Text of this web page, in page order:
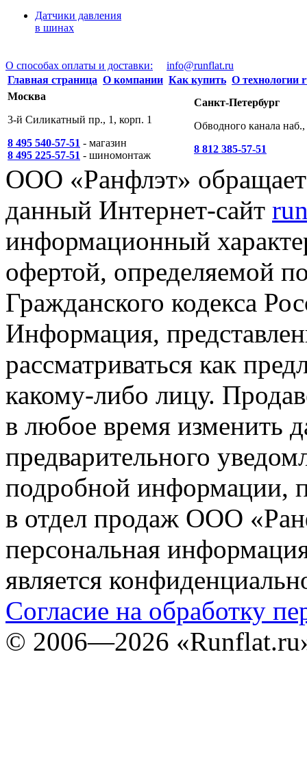
Датчики давления
в шинах
О способах оплаты и доставки:
info@runflat.ru
Главная страница О компании Как купить О технологии
Москва
3-й Силикатный пр., 1, корп. 1
8 495 540-57-51 - магазин
8 495 225-57-51 - шиномонтаж
Санкт-Петербург
Обводного канала
8 812 385-57-51
ООО «Ранфлэт»
данный Интернет-сайт
информационный
офертой, определяемой
Гражданского кодекса
Информация,
рассматриваться как
какому-либо лицу.
в любое время изменить
предварительного
подробной информации,
в отдел продаж ООО
персональная
является
Согласие на обработку
© 2006—2026